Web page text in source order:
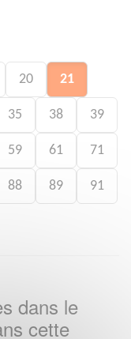
20 21
35 38 39
59 61 71
88 89 91
dans le
cette